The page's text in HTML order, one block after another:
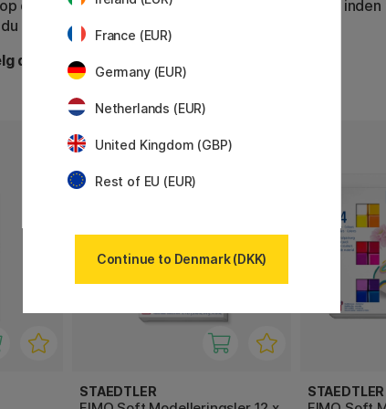
dit projekt. Med FIMO som det førende mærke inden
altid et stærkt udgangspunkt.
den rette FIMO-ler →
STAEDTLER STAEDTLER
France (EUR)
Germany (EUR)
Netherlands (EUR)
United Kingdom (GBP)
Rest of EU (EUR)
Continue to Denmark (DKK)